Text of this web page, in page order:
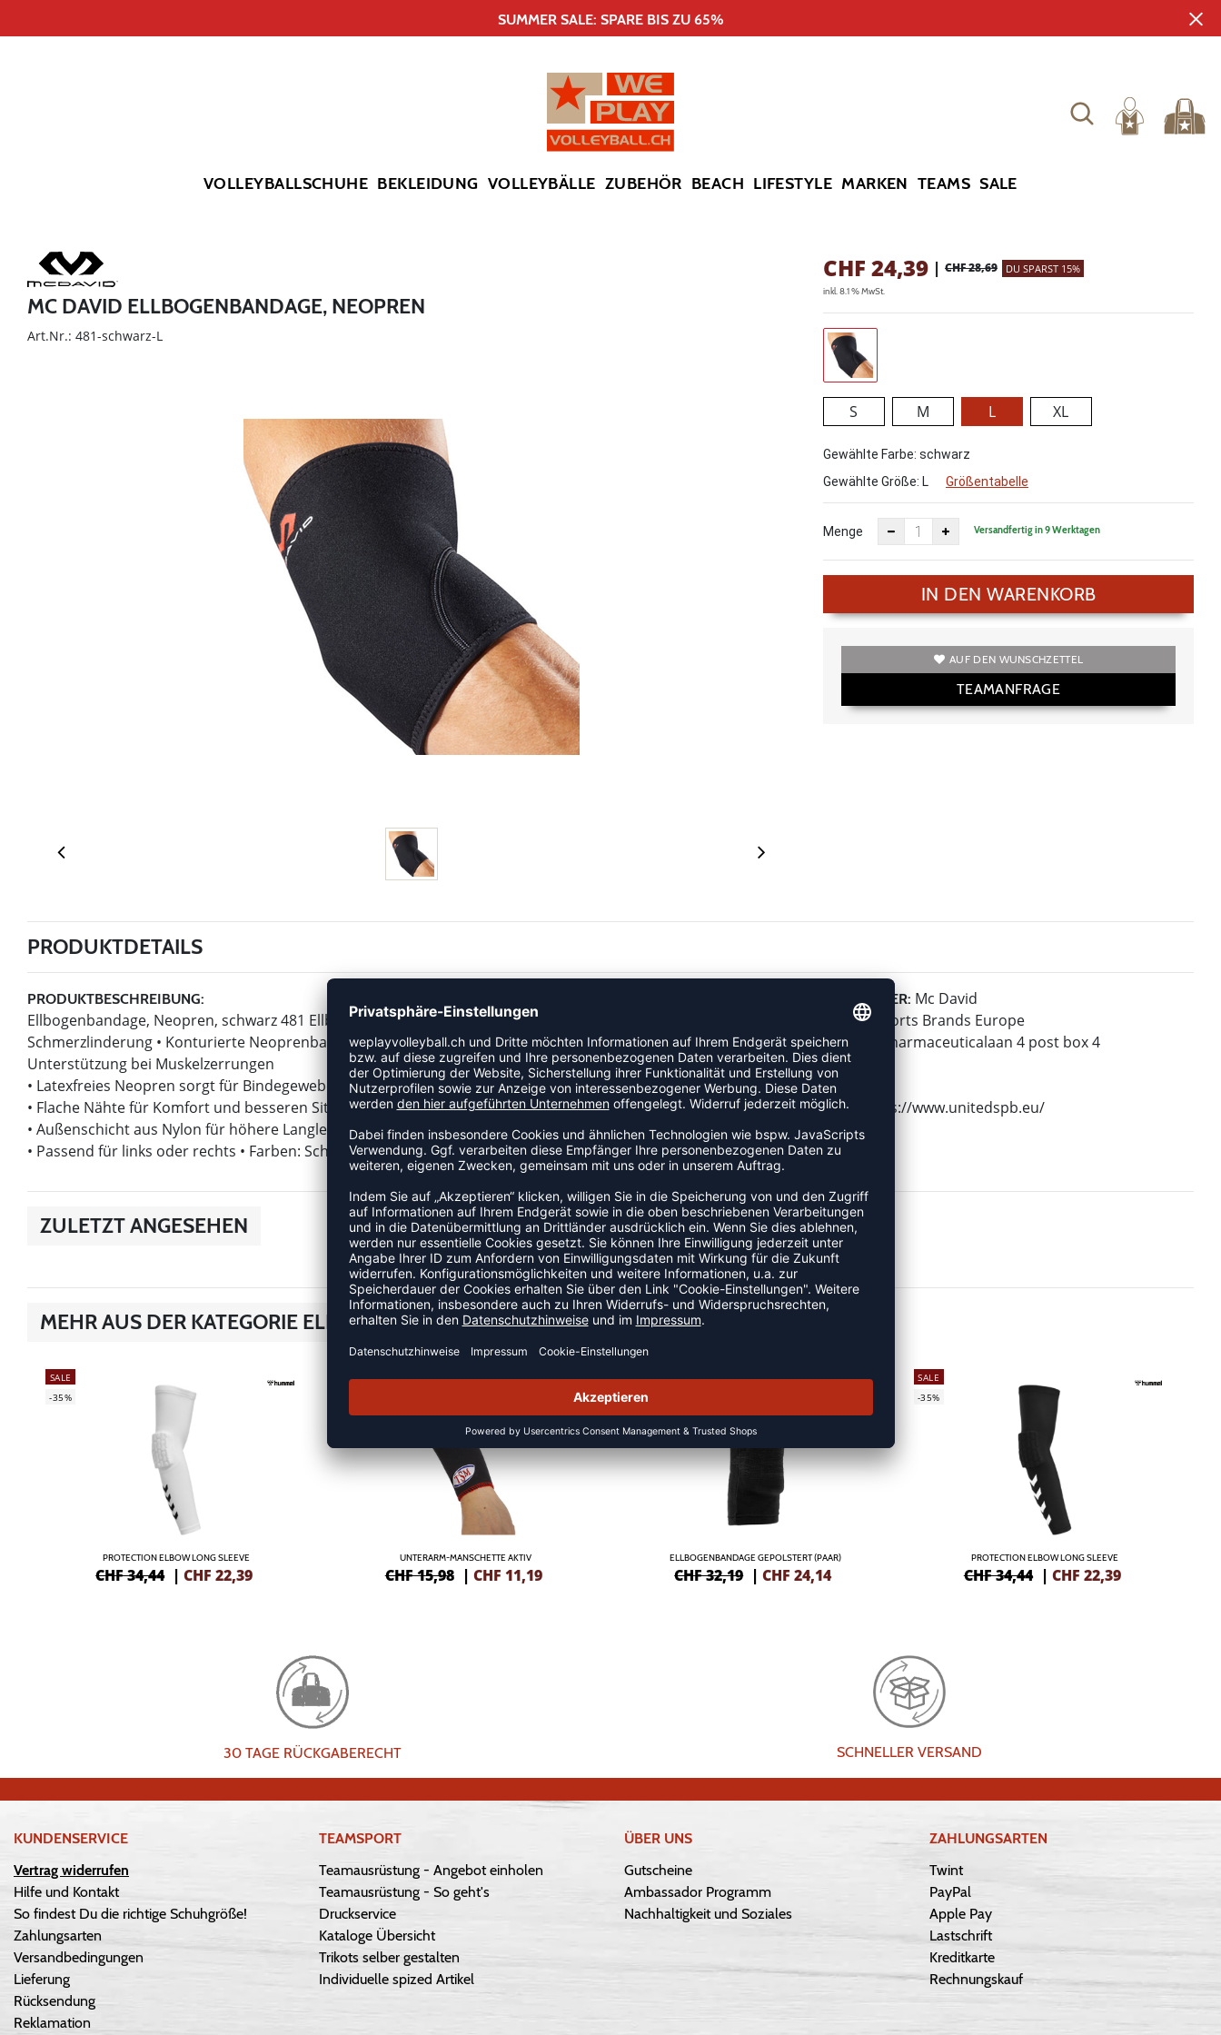
SUMMER SALE: SPARE BIS ZU 65%
VOLLEYBALLSCHUHE BEKLEIDUNG VOLLEYBÄLLE ZUBEHÖR BEACH LIFESTYLE MARKEN TEAMS SALE
MC DAVID ELLBOGENBANDAGE, NEOPREN
Art.Nr.: 481-schwarz-L
CHF 24,39 | CHF 28,69 DU SPARST 15%
inkl. 8.1 % MwSt.
S M L XL
Gewählte Farbe: schwarz
Gewählte Größe: L Größentabelle
Menge Versandfertig in 9 Werktagen
IN DEN WARENKORB
AUF DEN WUNSCHZETTEL
TEAMANFRAGE
PRODUKTDETAILS
PRODUKTBESCHREIBUNG:
Ellbogenbandage, Neopren, schwarz 481 Ellbogenbandage • Unterstützung bei Muskelzerrungen und
Schmerzlinderung • Konturierte Neoprenbandage zur Linderung von Entzündungen und Schmerzen,
Unterstützung bei Muskelzerrungen
• Latexfreies Neopren sorgt für Bindegewebekompression und Erhalt der therapeutischen Wärme
• Flache Nähte für Komfort und besseren Sitz
• Außenschicht aus Nylon für höhere Langlebigkeit
• Passend für links oder rechts • Farben: Schwarz • Material: 100% latexfreies Neopren (CR)
HERSTELLER: Mc David
United Sports Brands Europe
Janssen-Pharmaceuticalaan 4 post box 4
2440 Geel
Belgium
Web: https://www.unitedspb.eu/
ZULETZT ANGESEHEN
MEHR AUS DER KATEGORIE ELLENBOGENSCHONER
SALE
-35%
PROTECTION ELBOW LONG SLEEVE
CHF 34,44 |CHF 22,39
SALE
UNTERARM-MANSCHETTE AKTIV
CHF 15,98 | CHF 11,19
SALE
-25%
ELLBOGENBANDAGE GEPOLSTERT (PAAR)
CHF 32,19 |CHF 24,14
SALE
-35%
PROTECTION ELBOW LONG SLEEVE
CHF 34,44 | CHF 22,39
30 TAGE RÜCKGABERECHT SCHNELLER VERSAND
KUNDENSERVICE
Vertrag widerrufen
Hilfe und Kontakt
So findest Du die richtige Schuhgröße!
Zahlungsarten
Versandbedingungen
Lieferung
Rücksendung
Reklamation
TEAMSPORT
Teamausrüstung - Angebot einholen
Teamausrüstung - So geht's
Druckservice
Kataloge Übersicht
Trikots selber gestalten
Individuelle spized Artikel
ÜBER UNS
Gutscheine
Ambassador Programm
Nachhaltigkeit und Soziales
ZAHLUNGSARTEN
Twint
PayPal
Apple Pay
Lastschrift
Kreditkarte
Rechnungskauf